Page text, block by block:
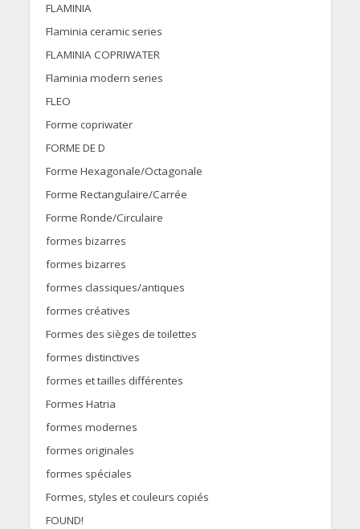
FLAMINIA
Flaminia ceramic series
FLAMINIA COPRIWATER
Flaminia modern series
FLEO
Forme copriwater
FORME DE D
Forme Hexagonale/Octagonale
Forme Rectangulaire/Carrée
Forme Ronde/Circulaire
formes bizarres
formes bizarres
formes classiques/antiques
formes créatives
Formes des sièges de toilettes
formes distinctives
formes et tailles différentes
Formes Hatria
formes modernes
formes originales
formes spéciales
Formes, styles et couleurs copiés
FOUND!